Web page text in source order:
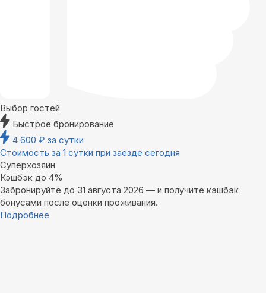
Выбор гостей
Быстрое бронирование
4 600 ₽ за сутки
Стоимость за 1 сутки при заезде сегодня
Суперхозяин
Кэшбэк до 4%
Забронируйте до 31 августа 2026 — и получите кэшбэк
бонусами после оценки проживания.
Подробнее